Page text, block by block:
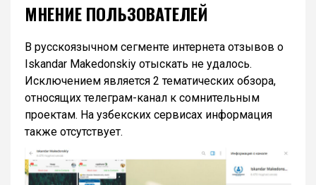
МНЕНИЕ ПОЛЬЗОВАТЕЛЕЙ
В русскоязычном сегменте интернета отзывов о
Iskandar Makedonskiy отыскать не удалось.
Исключением является 2 тематических обзора,
относящих телеграм-канал к сомнительным
проектам. На узбекских сервисах информация
также отсутствует.